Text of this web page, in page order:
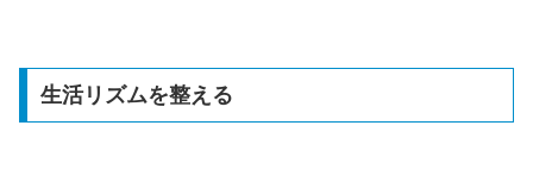
生活リズムを整える